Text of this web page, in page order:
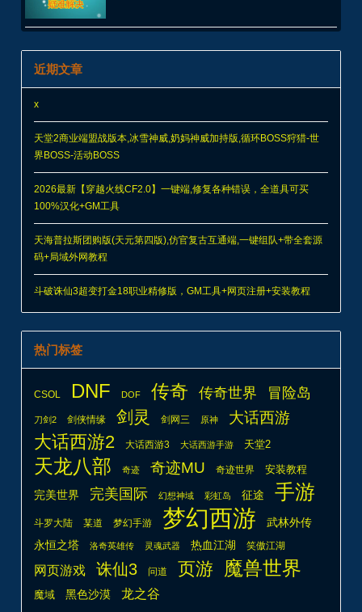
近期文章
x
天堂2商业端盟战版本,冰雪神威,奶妈神威加持版,循环BOSS狩猎-世
界BOSS-活动BOSS
2026最新【穿越火线CF2.0】一键端,修复各种错误，全道具可买
100%汉化+GM工具
天海普拉斯团购版(天元第四版),仿官复古互通端,一键组队+带全套源
码+局域外网教程
斗破诛仙3超变打金18职业精修版，GM工具+网页注册+安装教程
热门标签
CSOL DNF DOF 传奇 传奇世界 冒险岛
刀剑2 剑侠情缘 剑灵 剑网三 原神 大话西游
大话西游2 大话西游3 大话西游手游 天堂2
天龙八部 奇迹 奇迹MU 奇迹世界 安装教程
完美世界 完美国际 幻想神域 彩虹岛 征途 手游
斗罗大陆 某道 梦幻手游 梦幻西游
武林外传
永恒之塔
洛奇英雄传 灵魂武器 热血江湖 笑傲江湖
网页游戏 诛仙3 问道 页游 魔兽世界
魔域 黑色沙漠 龙之谷